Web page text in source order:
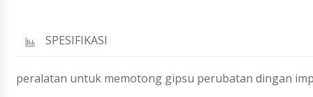
SPESIFIKASI
peralatan untuk memotong gipsu perubatan dingan